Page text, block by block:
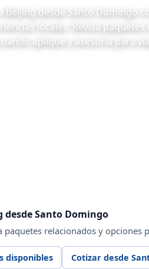
Beijing desde Santo Domingo
locales. Revisa
aplique y asesoría para
desde Santo Domingo
paquetes relacionados y
disponibles Cotizar desde